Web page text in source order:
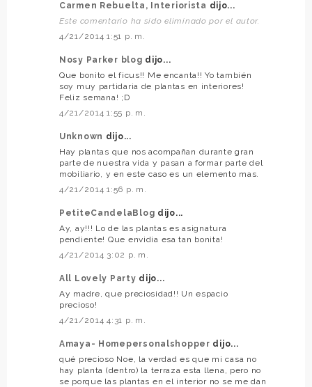
Carmen Rebuelta, Interiorista dijo...
Este comentario ha sido eliminado por el autor.
4/21/2014 1:51 p. m.
Nosy Parker blog dijo...
Que bonito el ficus!! Me encanta!! Yo también
soy muy partidaria de plantas en interiores!
Feliz semana! ;D
4/21/2014 1:55 p. m.
Unknown dijo...
Hay plantas que nos acompañan durante gran
parte de nuestra vida y pasan a formar parte del
mobiliario, y en este caso es un elemento mas.
4/21/2014 1:56 p. m.
PetiteCandelaBlog dijo...
Ay, ay!!! Lo de las plantas es asignatura
pendiente! Que envidia esa tan bonita!
4/21/2014 3:02 p. m.
All Lovely Party dijo...
Ay madre, que preciosidad!! Un espacio
precioso!
4/21/2014 4:31 p. m.
Amaya- Homepersonalshopper dijo...
qué precioso Noe, la verdad es que mi casa no
hay planta (dentro) la terraza esta llena, pero no
se porque las plantas en el interior no se me dan